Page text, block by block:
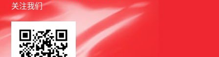
关注我们